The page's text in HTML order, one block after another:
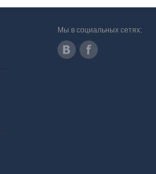
Мы в социальных сетях: